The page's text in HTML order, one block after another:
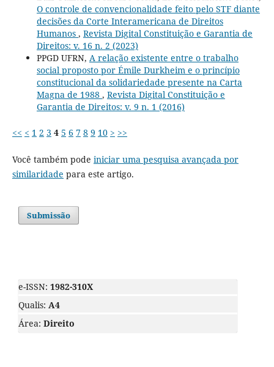
O controle de convencionalidade feito pelo STF diante
decisões da Corte Interamericana de Direitos
Humanos , Revista Digital Constituição e Garantia de
Direitos: v. 16 n. 2 (2023)
PPGD UFRN, A relação existente entre o trabalho
social proposto por Émile Durkheim e o princípio
constitucional da solidariedade presente na Carta
Magna de 1988 , Revista Digital Constituição e
Garantia de Direitos: v. 9 n. 1 (2016)
<< < 1 2 3 4 5 6 7 8 9 10 > >>
Você também pode iniciar uma pesquisa avançada por
similaridade para este artigo.
Submissão
e-ISSN: 1982-310X
Qualis: A4
Área: Direito